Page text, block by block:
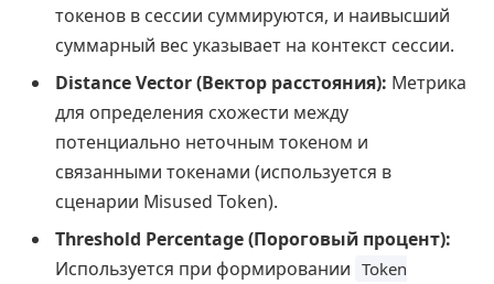
токенов в сессии суммируются, и наивысший
суммарный вес указывает на контекст сессии.
Distance Vector (Вектор расстояния): Метрика
для определения схожести между
потенциально неточным токеном и
связанными токенами (используется в
сценарии Misused Token).
Threshold Percentage (Пороговый процент):
Используется при формировании Token